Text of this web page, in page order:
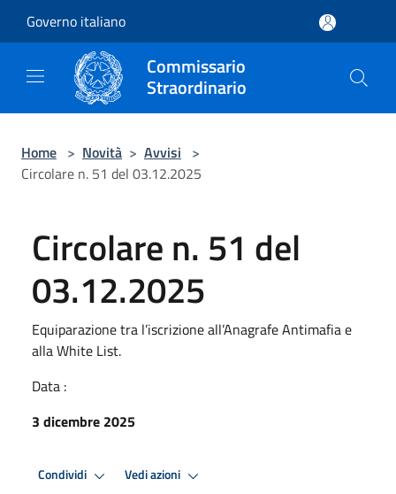
Governo italiano
Commissario
Straordinario
Home > Novità > Avvisi >
Circolare n. 51 del 03.12.2025
Circolare n. 51 del
03.12.2025
Equiparazione tra l’iscrizione all’Anagrafe Antimafia e
alla White List.
Data :
3 dicembre 2025
Condividi Vedi azioni